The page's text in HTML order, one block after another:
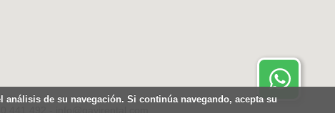
- info@gavirental.com
Disponible 24 horas
de su navegación. Si continúa navegando, acepta su